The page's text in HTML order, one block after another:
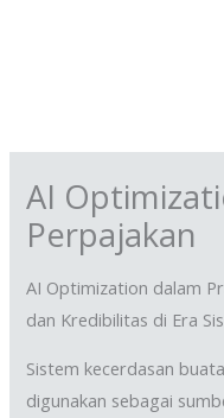
AI
Perpajakan
AI Optimization dalam
dan Kredibilitas di Era
Sistem kecerdasan
digunakan sebagai